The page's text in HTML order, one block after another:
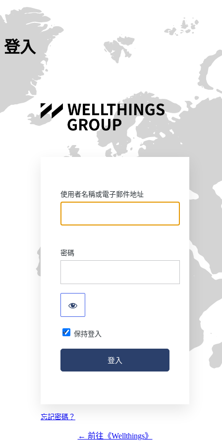
登入
https://
使用者名稱或電子郵件地址
密碼
保持登入
忘記密碼？
← 前往《Wellthings》